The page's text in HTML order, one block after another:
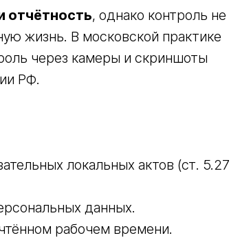
отчётность, однако контроль не
жизнь. В московской практике
через камеры и скриншоты
РФ.
локальных актов (ст. 5.27
данных.
рабочем времени.